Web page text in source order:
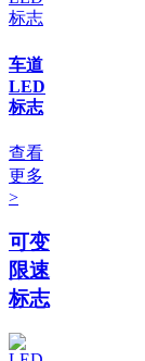
车道
LED
标志
查看
更多
>
可变
限速
标志